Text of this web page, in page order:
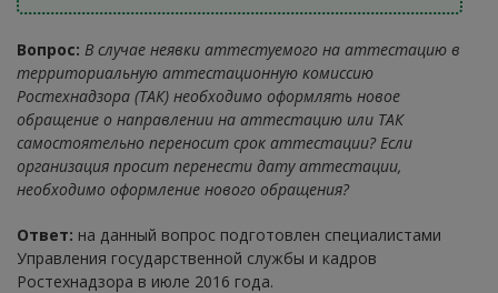
Вопрос: В случае неявки аттестуемого на аттестацию в
территориальную аттестационную комиссию
Ростехнадзора (ТАК) необходимо оформлять новое
обращение о направлении на аттестацию или ТАК
самостоятельно переносит срок аттестации? Если
организация просит перенести дату аттестации,
необходимо оформление нового обращения?
Ответ: на данный вопрос подготовлен специалистами
Управления государственной службы и кадров
Ростехнадзора в июле 2016 года.